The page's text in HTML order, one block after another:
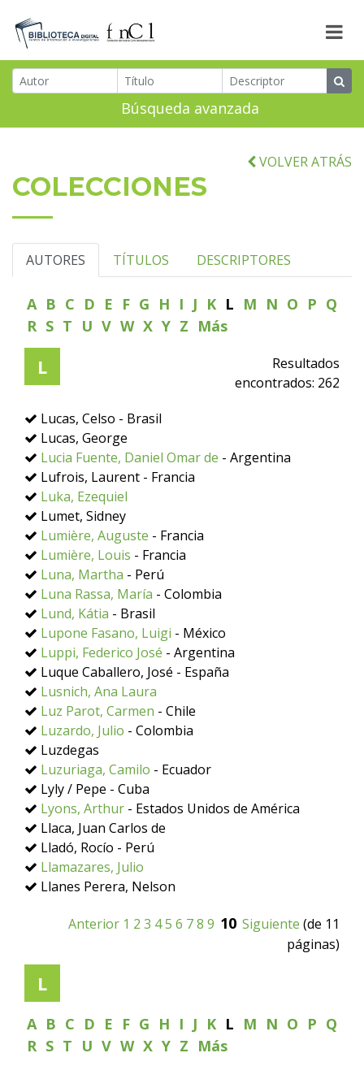
Búsqueda avanzada
VOLVER ATRÁS
COLECCIONES
AUTORES TÍTULOS DESCRIPTORES
A B C D E F G H I J K L M N O P Q
R S T U V W X Y Z Más
L
Resultados
encontrados: 262
Lucas, Celso - Brasil
Lucas, George
Lucia Fuente, Daniel Omar de - Argentina
Lufrois, Laurent - Francia
Luka, Ezequiel
Lumet, Sidney
Lumière, Auguste - Francia
Lumière, Louis - Francia
Luna, Martha - Perú
Luna Rassa, María - Colombia
Lund, Kátia - Brasil
Lupone Fasano, Luigi - México
Luppi, Federico José - Argentina
Luque Caballero, José - España
Lusnich, Ana Laura
Luz Parot, Carmen - Chile
Luzardo, Julio - Colombia
Luzdegas
Luzuriaga, Camilo - Ecuador
Lyly / Pepe - Cuba
Lyons, Arthur - Estados Unidos de América
Llaca, Juan Carlos de
Lladó, Rocío - Perú
Llamazares, Julio
Llanes Perera, Nelson
Anterior 1 2 3 45 6 78 9 10 Siguiente (de 11
páginas)
L
A B C D E F G H I J K L M N O P Q
R S T U V W X Y Z Más